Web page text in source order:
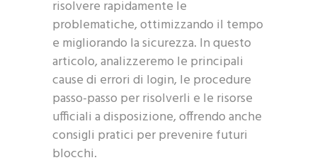
risolvere rapidamente le
problematiche, ottimizzando il tempo
e migliorando la sicurezza. In questo
articolo, analizzeremo le principali
cause di errori di login, le procedure
passo-passo per risolverli e le risorse
ufficiali a disposizione, offrendo anche
consigli pratici per prevenire futuri
blocchi.